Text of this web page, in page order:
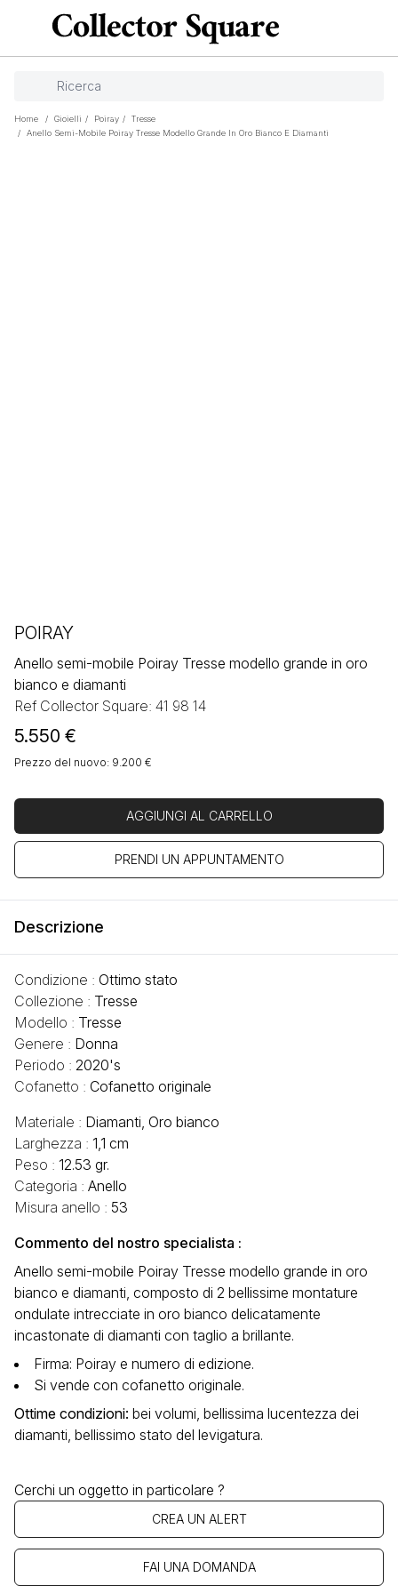
Home / Gioielli / Poiray /
Tresse
/
Anello Semi-Mobile Poiray Tresse Modello Grande In Oro Bianco E Diamanti
POIRAY
Anello semi-mobile Poiray Tresse modello grande in oro
bianco e diamanti
Ref Collector Square: 41 98 14
5.550 €
Prezzo del nuovo: 9.200 €
AGGIUNGI AL CARRELLO
PRENDI UN APPUNTAMENTO
Descrizione
Condizione : Ottimo stato
Collezione : Tresse
Modello : Tresse
Genere : Donna
Periodo : 2020's
Cofanetto : Cofanetto originale
Materiale : Diamanti, Oro bianco
Larghezza : 1,1 cm
Peso : 12.53 gr.
Categoria : Anello
Misura anello : 53
Commento del nostro specialista :
Anello semi-mobile Poiray Tresse modello grande in oro
bianco e diamanti, composto di 2 bellissime montature
ondulate intrecciate in oro bianco delicatamente
incastonate di diamanti con taglio a brillante.
Firma: Poiray e numero di edizione.
Si vende con cofanetto originale.
Ottime condizioni: bei volumi, bellissima lucentezza dei
diamanti, bellissimo stato del levigatura.
Cerchi un oggetto in particolare ?
CREA UN ALERT
FAI UNA DOMANDA